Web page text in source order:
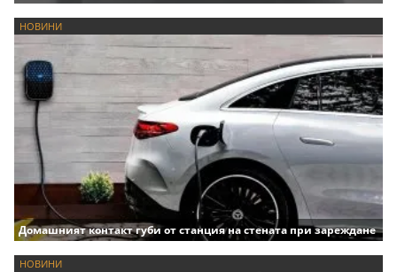
НОВИНИ
Домашният контакт губи от станция на стената при зареждане
НОВИНИ